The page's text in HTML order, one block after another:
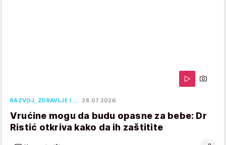
RAZVOJ, ZDRAVLJE I … 28.07.2026.
Vrućine mogu da budu opasne za bebe: Dr
Ristić otkriva kako da ih zaštitite